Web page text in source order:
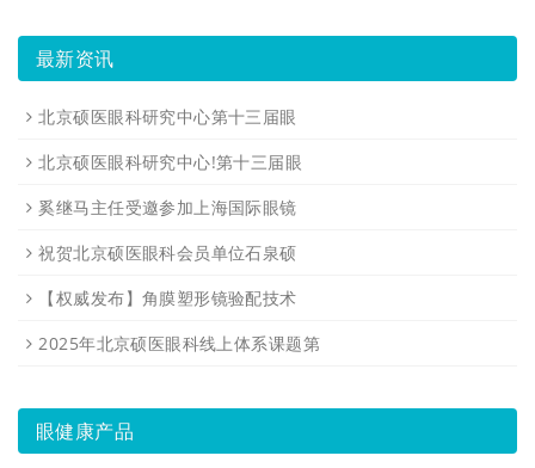
最新资讯
北京硕医眼科研究中心第十三届眼
北京硕医眼科研究中心!第十三届眼
奚继马主任受邀参加上海国际眼镜
祝贺北京硕医眼科会员单位石泉硕
【权威发布】角膜塑形镜验配技术
2025年北京硕医眼科线上体系课题第
眼健康产品